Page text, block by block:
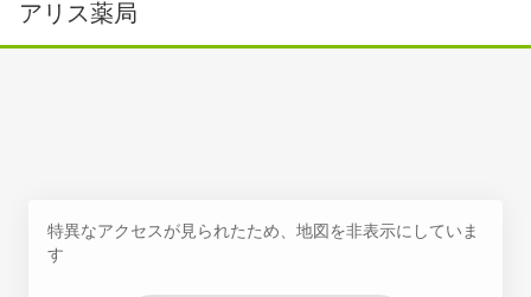
アリス薬局
特異なアクセスが見られたため、地図を非表示にしていま
す